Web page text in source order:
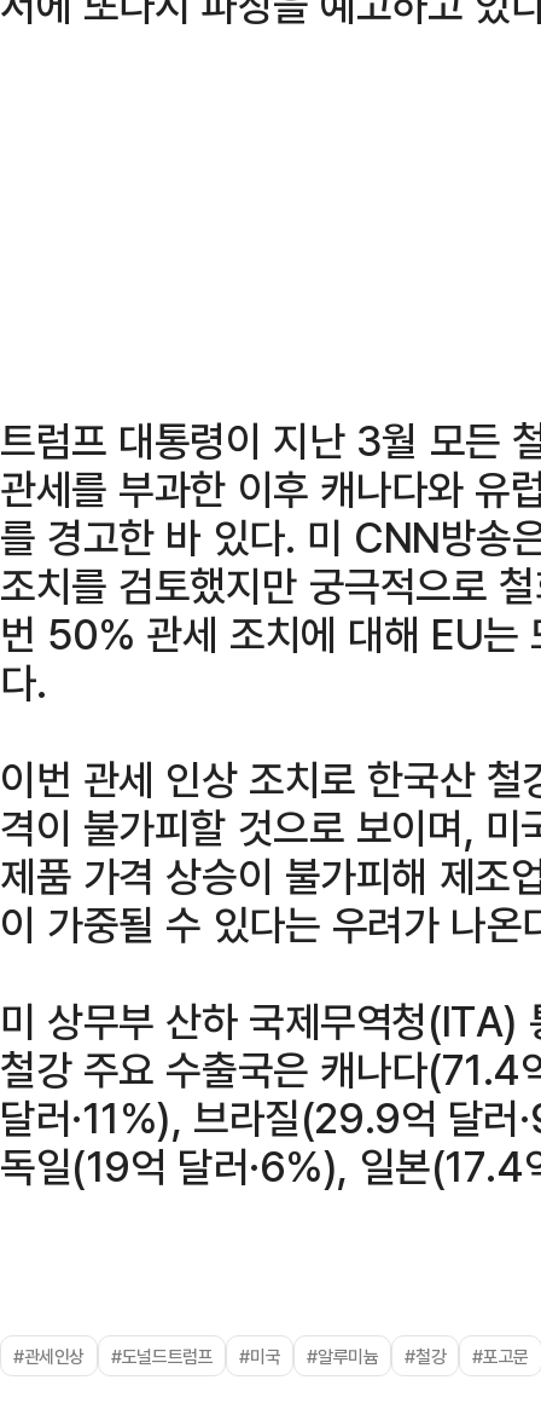
트럼프 대통령이 지난 3월 모든
관세를 부과한 이후 캐나다와 유
를 경고한 바 있다. 미 CNN방송
조치를 검토했지만 궁극적으로
번 50% 관세 조치에 대해 EU는
다.
이번 관세 인상 조치로 한국산 철
격이 불가피할 것으로 보이며,
제품 가격 상승이 불가피해 제조
이 가중될 수 있다는 우려가 나온
미 상무부 산하 국제무역청(ITA)
철강 주요 수출국은 캐나다
달러·11%), 브라질(29.9억 달
독일(19억 달러·6%), 일본(17.4
#관세인상 #도널드트럼프 #미국 #알루미늄 #철강 #포고문